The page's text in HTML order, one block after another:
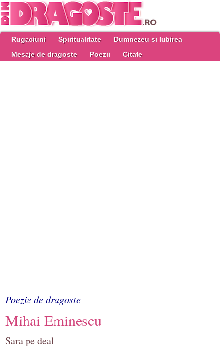
Rugaciuni Spiritualitate
Dumnezeu si Iubirea
Mesaje de dragoste
Poezii Citate
Poezie de dragoste
Mihai Eminescu
Sara pe deal